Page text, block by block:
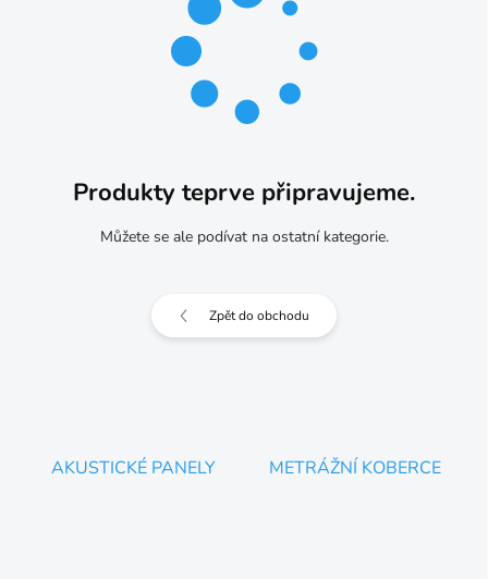
Produkty teprve připravujeme.
Můžete se ale podívat na ostatní kategorie.
Zpět do obchodu
AKUSTICKÉ PANELY METRÁŽNÍ KOBERCE